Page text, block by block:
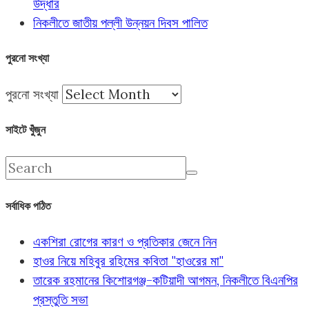
নিকলীতে জাতীয় পল্লী উন্নয়ন দিবস পালিত
পুরনো সংখ্যা
পুরনো সংখ্যা
সাইটে খুঁজুন
সর্বাধিক পঠিত
একশিরা রোগের কারণ ও প্রতিকার জেনে নিন
হাওর নিয়ে মহিবুর রহিমের কবিতা "হাওরের মা"
তারেক রহমানের কিশোরগঞ্জ-কটিয়াদী আগমন, নিকলীতে বিএনপির
প্রস্তুতি সভা